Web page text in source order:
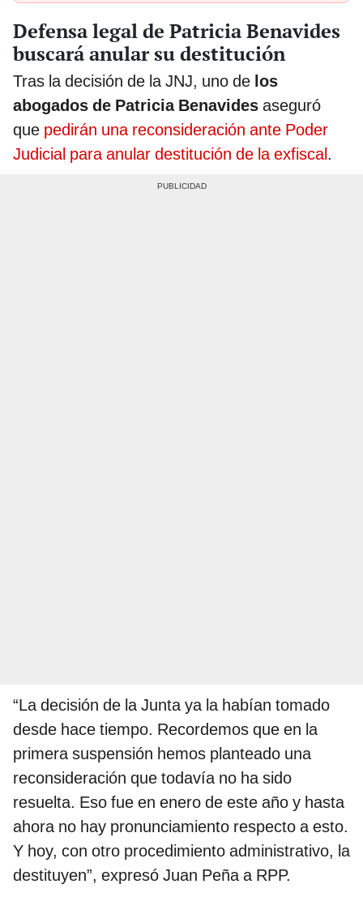
Defensa legal de Patricia Benavides
buscará anular su destitución
Tras la decisión de la JNJ, uno de los
abogados de Patricia Benavides aseguró
que pedirán una reconsideración ante Poder
Judicial para anular destitución de la exfiscal.
“La decisión de la Junta ya la habían tomado
desde hace tiempo. Recordemos que en la
primera suspensión hemos planteado una
reconsideración que todavía no ha sido
resuelta. Eso fue en enero de este año y hasta
ahora no hay pronunciamiento respecto a esto.
Y hoy, con otro procedimiento administrativo, la
destituyen”, expresó Juan Peña a RPP.